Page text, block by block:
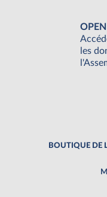
les
BOUTIQUE DE